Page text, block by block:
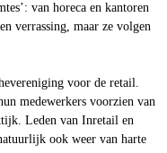
van horeca en kantoren
verrassing, maar ze volgen
voor de retail.
medewerkers voorzien van
Leden van Inretail en
ook weer van harte